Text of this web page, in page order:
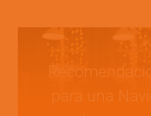
para una